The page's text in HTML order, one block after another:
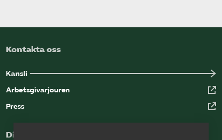
Kontakta oss
Kansli
Arbetsgivarjouren
Press
Digital kunskapsbank för arbetsgivare